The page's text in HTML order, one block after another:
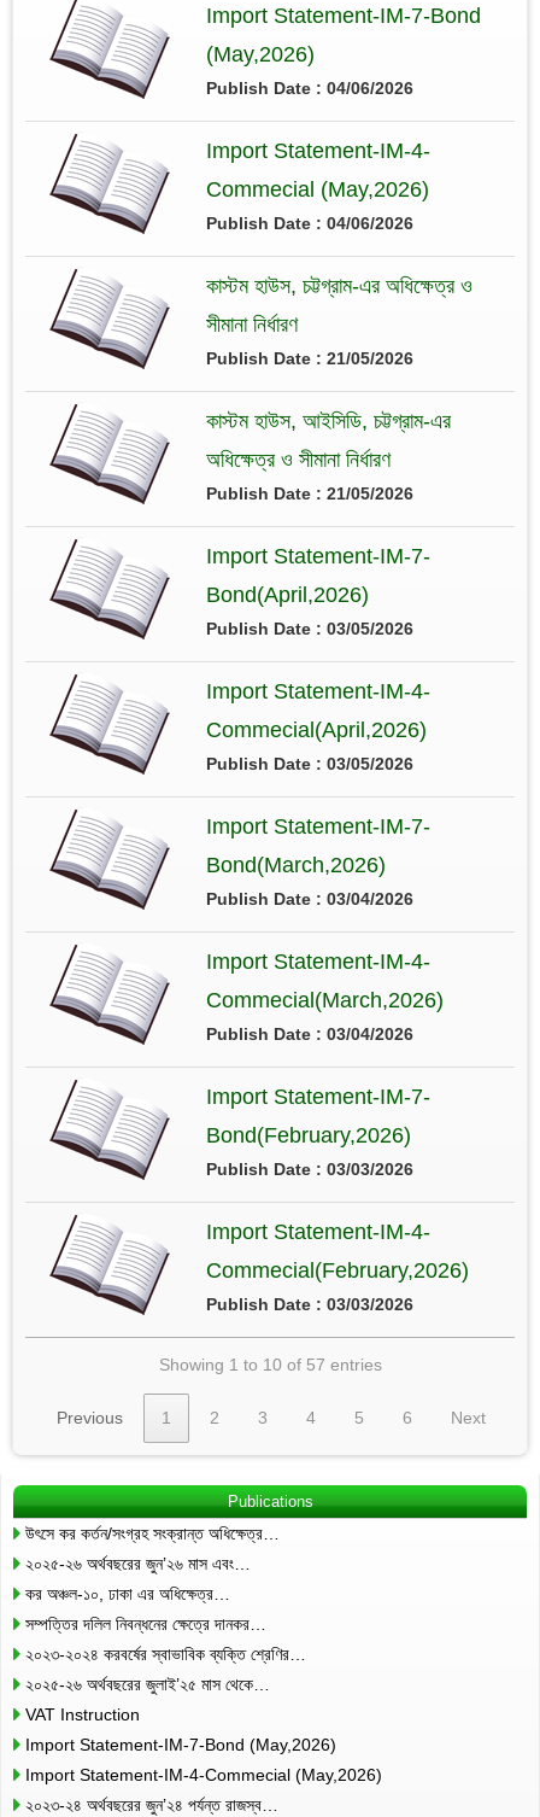
Import Statement-IM-7-Bond
(May,2026)
Publish Date : 04/06/2026
Import Statement-IM-4-
Commecial (May,2026)
Publish Date : 04/06/2026
কাস্টম হাউস, চট্টগ্রাম-এর অধিক্ষেত্র ও
সীমানা নির্ধারণ
Publish Date : 21/05/2026
কাস্টম হাউস, আইসিডি, চট্টগ্রাম-এর
অধিক্ষেত্র ও সীমানা নির্ধারণ
Publish Date : 21/05/2026
Import Statement-IM-7-
Bond(April,2026)
Publish Date : 03/05/2026
Import Statement-IM-4-
Commecial(April,2026)
Publish Date : 03/05/2026
Import Statement-IM-7-
Bond(March,2026)
Publish Date : 03/04/2026
Import Statement-IM-4-
Commecial(March,2026)
Publish Date : 03/04/2026
Import Statement-IM-7-
Bond(February,2026)
Publish Date : 03/03/2026
Import Statement-IM-4-
Commecial(February,2026)
Publish Date : 03/03/2026
Showing 1 to 10 of 57 entries
Previous 1 2 3 4 5 6 Next
Publications
উৎসে কর কর্তন/সংগ্রহ সংক্রান্ত অধিক্ষেত্র…
২০২৫-২৬ অর্থবছরের জুন’২৬ মাস এবং…
কর অঞ্চল-১০, ঢাকা এর অধিক্ষেত্র…
সম্পত্তির দলিল নিবন্ধনের ক্ষেত্রে দানকর…
২০২৩-২০২৪ করবর্ষের স্বাভাবিক ব্যক্তি শ্রেণির…
২০২৫-২৬ অর্থবছরের জুলাই’২৫ মাস থেকে…
VAT Instruction
Import Statement-IM-7-Bond (May,2026)
Import Statement-IM-4-Commecial (May,2026)
২০২৩-২৪ অর্থবছরের জুন’২৪ পর্যন্ত রাজস্ব…